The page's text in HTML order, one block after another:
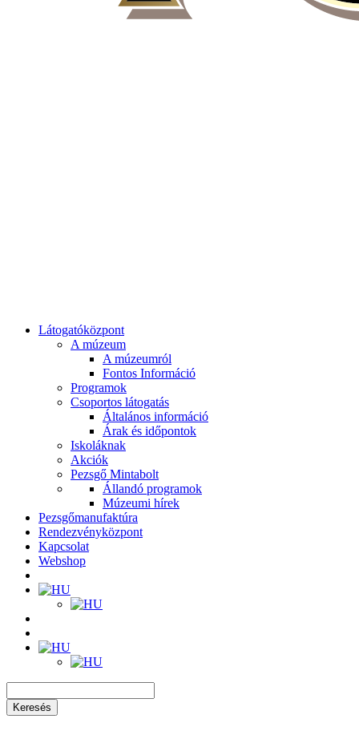
Látogatóközpont
A múzeum
A múzeumról
Fontos Információ
Programok
Csoportos látogatás
Általános információ
Árak és időpontok
Iskoláknak
Akciók
Pezsgő Mintabolt
Állandó programok
Múzeumi hírek
Pezsgőmanufaktúra
Rendezvényközpont
Kapcsolat
Webshop
Keresés